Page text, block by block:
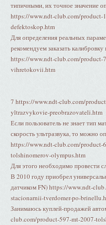
типичными, их точное значение
https://www.ndt-club.com/
defektoskop.htm
Для определения реальных
рекомендуем заказать
https://www.ndt-club.com/
vihretokovii.htm
7 https://www.ndt-club.com/
yltrazvykovie-preobrazovateli.htm
Если пользователь не знает тип
скорость ультразвука, то можно
https://www.ndt-club.com/
tolshinomerov-olympus.htm
Для этого необходимо провести
В 2010 году приобрел
датчиком FN) https://www.ndt-
stacionarnii-tverdomer-po-
Занимаюсь куплей-продажей
club.com/product-597-mt-2007-